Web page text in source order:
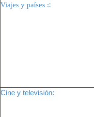
Viajes y países ::
Cine y televisión: